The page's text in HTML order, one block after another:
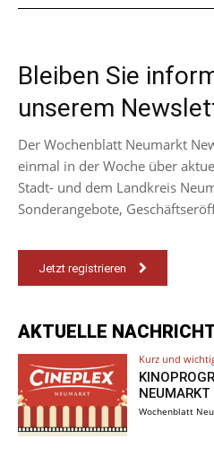
Bleiben Sie
unserem
Der Wochenblatt Neumarkt
einmal in der Woche über
Stadt- und dem Landkreis
Sonderangebote,
Jetzt registrieren
AKTUELLE
Kurz und
NEUMARKT
Wochenblatt